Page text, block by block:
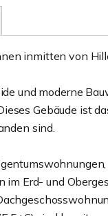
inmitten von
und moderne
Gebäude ist
sind.
im Erd- und